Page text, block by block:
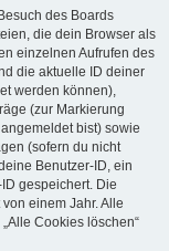
des Boards
die dein Browser als
einzelnen Aufrufen des
die aktuelle ID deiner
werden können),
(zur Markierung
bist) sowie
(sofern du nicht
Benutzer-ID, ein
gespeichert. Die
einem Jahr. Alle
Cookies löschen“